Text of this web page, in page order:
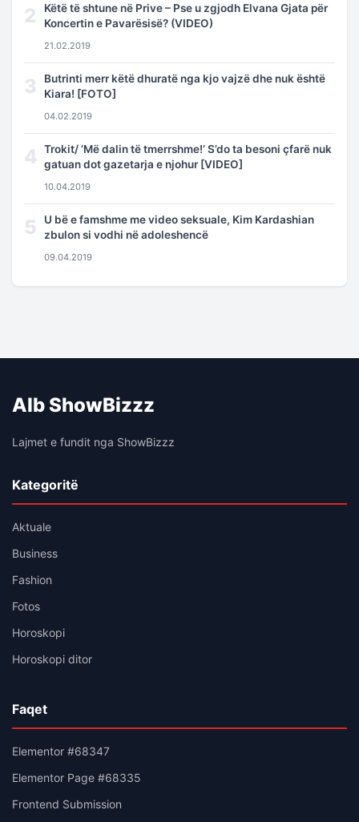
2
Këtë të shtune në Prive – Pse u zgjodh Elvana Gjata për
Koncertin e Pavarësisë? (VIDEO)
21.02.2019
3
Butrinti merr këtë dhuratë nga kjo vajzë dhe nuk është
Kiara! [FOTO]
04.02.2019
4
Trokit/ ‘Më dalin të tmerrshme!’ S’do ta besoni çfarë nuk
gatuan dot gazetarja e njohur [VIDEO]
10.04.2019
5
U bë e famshme me video seksuale, Kim Kardashian
zbulon si vodhi në adoleshencë
09.04.2019
Alb ShowBizzz
Lajmet e fundit nga ShowBizzz
Kategoritë
Aktuale
Business
Fashion
Fotos
Horoskopi
Horoskopi ditor
Faqet
Elementor #68347
Elementor Page #68335
Frontend Submission